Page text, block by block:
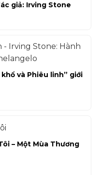
giả: Irving Stone
và Phiêu linh” giới
– Một Mùa Thương